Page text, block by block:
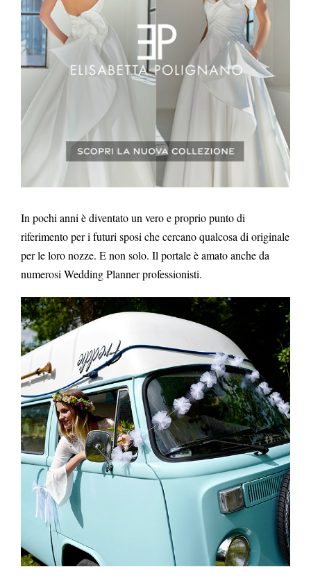
In pochi anni è diventato un vero e proprio punto di
riferimento per i futuri sposi che cercano qualcosa di originale
per le loro nozze. E non solo. Il portale è amato anche da
numerosi Wedding Planner professionisti.